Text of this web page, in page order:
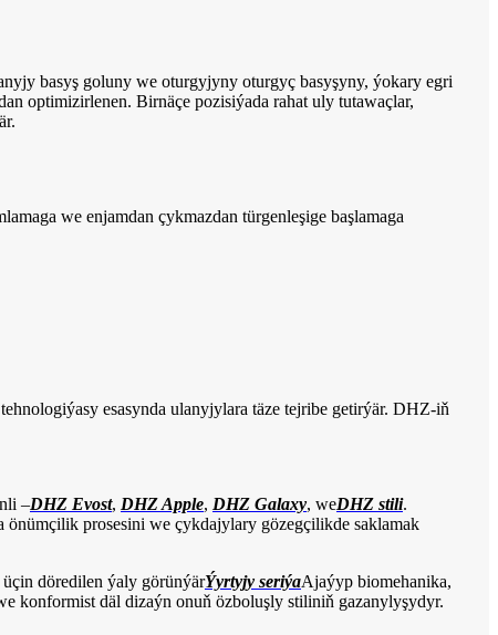
basyş goluny we oturgyjyny oturgyç basyşyny, ýokary egri
optimizirlenen. Birnäçe pozisiýada rahat uly tutawaçlar,
we enjamdan çykmazdan türgenleşige başlamaga
esasynda ulanyjylara täze tejribe getirýär. DHZ-iň
–DHZ Evost, DHZ Apple, DHZ Galaxy, weDHZ stili.
prosesini we çykdajylary gözegçilikde saklamak
döredilen ýaly görünýärÝyrtyjy seriýaAjaýyp biomehanika,
konformist däl dizaýn onuň özboluşly stiliniň gazanylyşydyr.